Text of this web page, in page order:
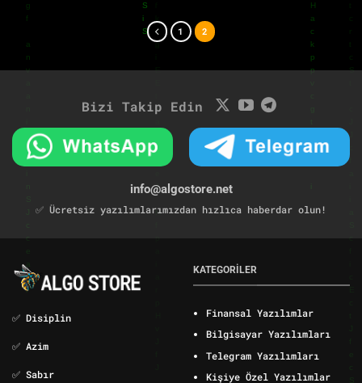
1 2
Bizi Takip Edin
info@algostore.net
✅ Ücretsiz yazılımlarımızdan hızlıca haberdar olun!
✅ Disiplin
✅ Azim
✅ Sabır
KATEGORİLER
Finansal Yazılımlar
Bilgisayar Yazılımları
Telegram Yazılımları
Kişiye Özel Yazılımlar